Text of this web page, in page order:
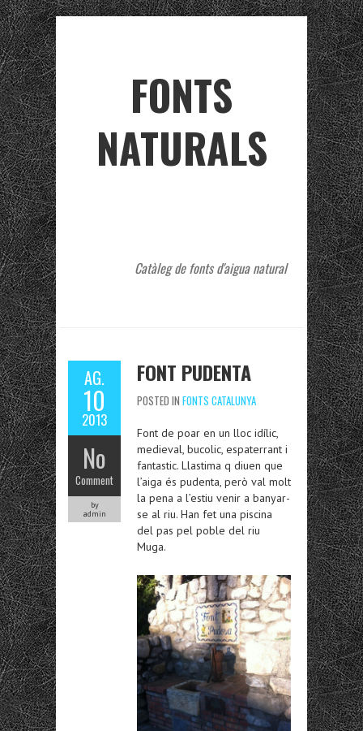
FONTS
NATURALS
Catàleg de fonts d'aigua natural
AG.
10
2013
No
Comment
by
admin
FONT PUDENTA
POSTED IN FONTS CATALUNYA
Font de poar en un lloc idílic,
medieval, bucolic, espaterrant i
fantastic. Llastima q diuen que
l’aiga és pudenta, però val molt
la pena a l’estiu venir a banyar-
se al riu. Han fet una piscina
del pas pel poble del riu
Muga.